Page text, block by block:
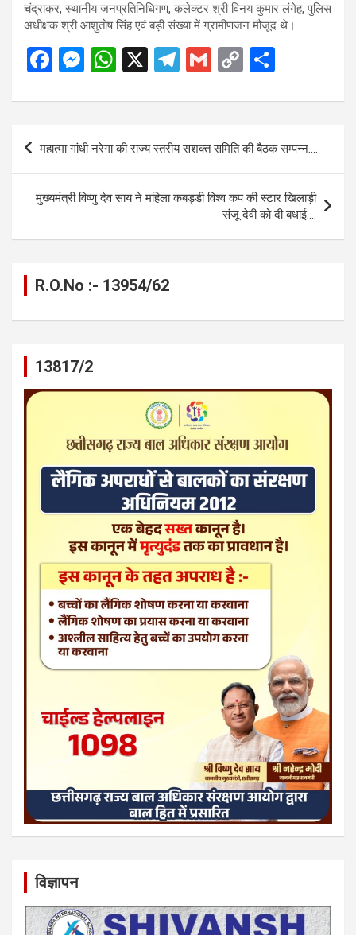
चंद्राकर, स्थानीय जनप्रतिनिधिगण, कलेक्टर श्री विनय कुमार लंगेह, पुलिस
अधीक्षक श्री आशुतोष सिंह एवं बड़ी संख्या में ग्रामीणजन मौजूद थे।
F
ce
o
o
k
M
se
n
g
er
W
at
s
A
p
p
X
T
e
a
m
G
ail
C
py
Li
n
k
ar
Post
महात्मा गांधी नरेगा की राज्य स्तरीय सशक्त समिति की बैठक सम्पन्न….
मुख्यमंत्री विष्णु देव साय ने महिला कबड्डी विश्व कप की स्टार खिलाड़ी
संजू देवी को दी बधाई….
R.O.No :- 13954/62
13817/2
विज्ञापन